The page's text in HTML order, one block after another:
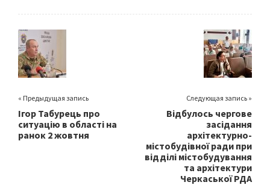
o
o
k
er
« Предыдущая запись
Ігор Табурець про
ситуацію в області на
ранок 2 жовтня
Следующая запись »
Відбулось чергове
засідання
архітектурно-
містобудівної ради при
відділі містобудування
та архітектури
Черкаської РДА